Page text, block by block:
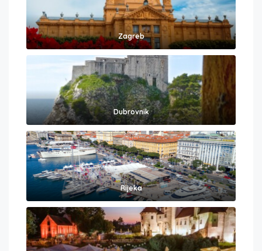
Zagreb
Dubrovnik
Rijeka